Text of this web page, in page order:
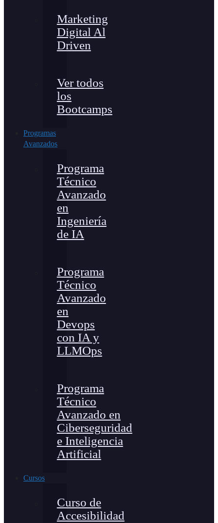
Marketing
Digital Al
Driven
Ver todos
los
Bootcamps
Programas
Avanzados
Programa
Técnico
Avanzado
en
Ingeniería
de IA
Programa
Técnico
Avanzado
en
Devops
con IA y
LLMOps
Programa
Técnico
Avanzado en
Ciberseguridad
e Inteligencia
Artificial
Cursos
Curso de
Accesibilidad